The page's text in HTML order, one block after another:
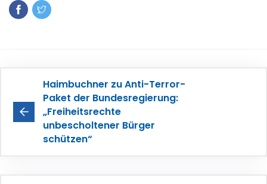
Haimbuchner zu Anti-Terror-
Paket der Bundesregierung:
„Freiheitsrechte
unbescholtener Bürger
schützen“